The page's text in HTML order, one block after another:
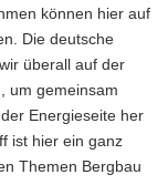
können hier auf
Die deutsche
überall auf der
um gemeinsam
Energieseite her
ist hier ein ganz
Themen Bergbau